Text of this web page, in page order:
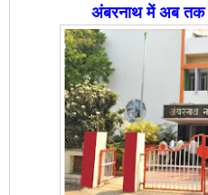
अंबरनाथ में अब तक